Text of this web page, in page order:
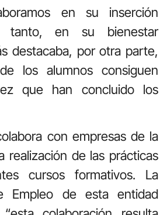
en su inserción
en su bienestar
destacaba, por otra parte,
los alumnos consiguen
que han concluido los
con empresas de la
realización de las prácticas
cursos formativos. La
Empleo de esta entidad